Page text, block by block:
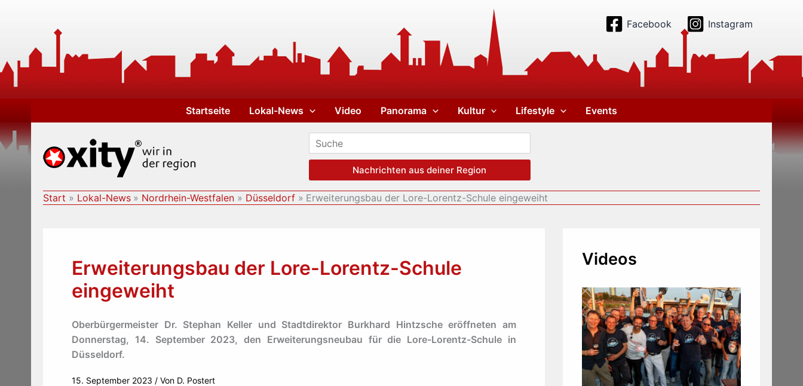
Facebook Instagram
Startseite Lokal-News Video Panorama Kultur Lifestyle Events
Nachrichten aus deiner Region
Start Lokal-News Nordrhein-Westfalen Düsseldorf Erweiterungsbau der Lore-Lorentz-Schule eingeweiht
Erweiterungsbau der Lore-Lorentz-Schule
eingeweiht
Oberbürgermeister Dr. Stephan Keller und Stadtdirektor Burkhard Hintzsche eröffneten am
Donnerstag, 14. September 2023, den Erweiterungsneubau für die Lore-Lorentz-Schule in
Düsseldorf.
15. September 2023 / Von D. Postert
Videos